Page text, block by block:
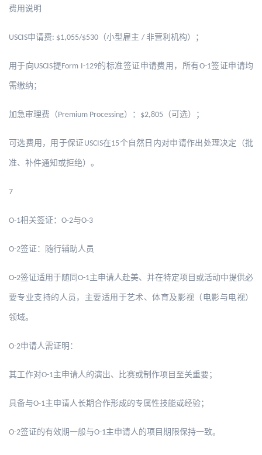
费用说明
USCIS申请费: $1,055/$530 （小型雇主 / 非营利机构）；
用于向USCIS提 Form I-129的标准签证申请费用，所有O-1签证申请均
需缴纳；
加急审理费（ Premium Processing）： $2,805 （可选）；
可选费用，用于保证 USCIS在15个自然日内对申请作出处理决定（批
准、补件通知或拒绝）。
7
O-1相关签证： O-2与O-3
O-2签证：随行辅助人员
O-2签证适用于随同 O-1主申请人赴美、并在特定项目或活动中提供必
要专业支持的人员，主要适用于艺术、体育及影视（电影与电视）
领域。
O-2申请人需证明：
其工作对O-1主申请人的演出、比赛或制作项目至关重要；
具备与O-1主申请人长期合作形成的专属性技能或经验；
O-2签证的有效期一般与O-1主申请人的项目期限保持一致。